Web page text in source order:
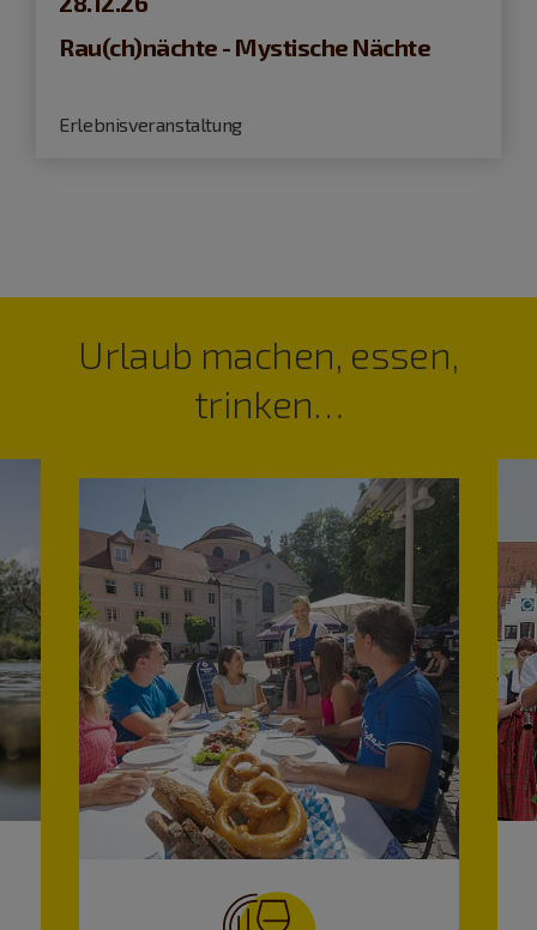
Rau(ch)nächte - Mystische Nächte
Erlebnisveranstaltung
Urlaub machen, essen,
trinken…